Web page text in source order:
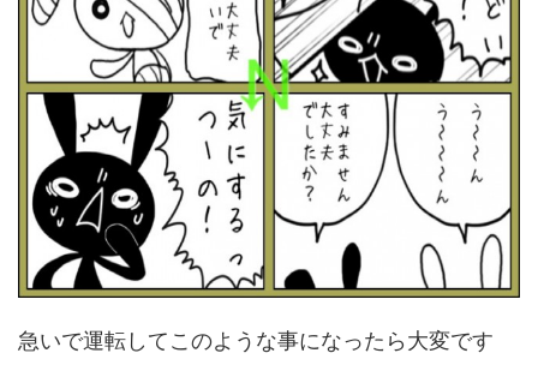
急いで運転してこのような事になったら大変です